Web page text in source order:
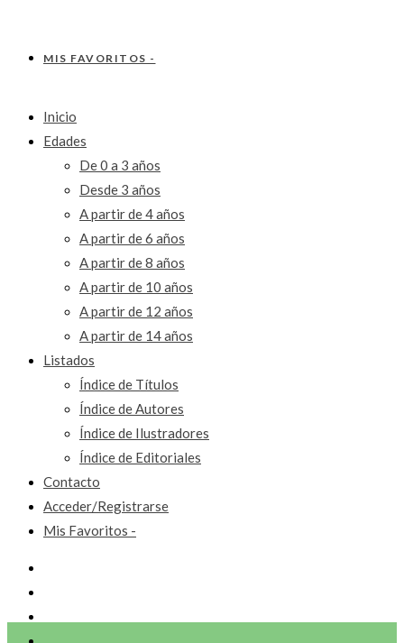
MIS FAVORITOS -
Inicio
Edades
De 0 a 3 años
Desde 3 años
A partir de 4 años
A partir de 6 años
A partir de 8 años
A partir de 10 años
A partir de 12 años
A partir de 14 años
Listados
Índice de Títulos
Índice de Autores
Índice de Ilustradores
Índice de Editoriales
Contacto
Acceder/Registrarse
Mis Favoritos -